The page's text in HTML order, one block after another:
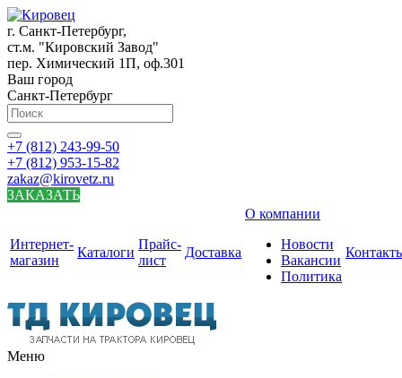
г. Санкт-Петербург,
ст.м. "Кировский Завод"
пер. Химический 1П, оф.301
Ваш город
Санкт-Петербург
+7 (812) 243-99-50
+7 (812) 953-15-82
zakaz@kirovetz.ru
ЗАКАЗАТЬ
Интернет-
магазин
Каталоги
Прайс-
лист
Доставка
О компании
Новости
Вакансии
Политика
Меню